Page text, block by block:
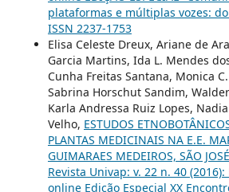
plataformas e múltiplas vozes:
ISSN 2237-1753
Elisa Celeste Dreux, Ariane de
Garcia Martins, Ida L. Mendes
Cunha Freitas Santana, Monica
Sabrina Horschut Sandim,
Karla Andressa Ruiz Lopes,
Velho, ESTUDOS
PLANTAS MEDICINAIS NA E.E.
GUIMARAES MEDEIROS, SÃO
Revista Univap: v. 22 n. 40
online Edição Especial XX